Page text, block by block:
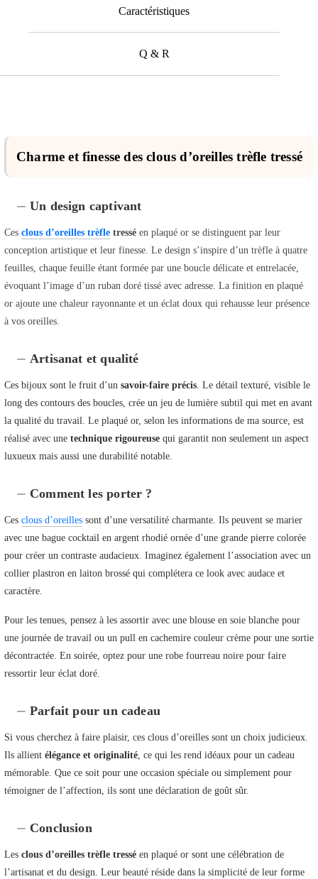
Caractéristiques
Q & R
Charme et finesse des clous d’oreilles trèfle tressé
Un design captivant
Ces clous d’oreilles trèfle tressé en plaqué or se distinguent par leur
conception artistique et leur finesse. Le design s’inspire d’un trèfle à quatre
feuilles, chaque feuille étant formée par une boucle délicate et entrelacée,
évoquant l’image d’un ruban doré tissé avec adresse. La finition en plaqué
or ajoute une chaleur rayonnante et un éclat doux qui rehausse leur présence
à vos oreilles.
Artisanat et qualité
Ces bijoux sont le fruit d’un savoir-faire précis . Le détail texturé, visible le
long des contours des boucles, crée un jeu de lumière subtil qui met en avant
la qualité du travail. Le plaqué or, selon les informations de ma source, est
réalisé avec une technique rigoureuse qui garantit non seulement un aspect
luxueux mais aussi une durabilité notable.
Comment les porter ?
Ces clous d’oreilles sont d’une versatilité charmante. Ils peuvent se marier
avec une bague cocktail en argent rhodié ornée d’une grande pierre colorée
pour créer un contraste audacieux. Imaginez également l’association avec un
collier plastron en laiton brossé qui complétera ce look avec audace et
caractère.
Pour les tenues, pensez à les assortir avec une blouse en soie blanche pour
une journée de travail ou un pull en cachemire couleur crème pour une sortie
décontractée. En soirée, optez pour une robe fourreau noire pour faire
ressortir leur éclat doré.
Parfait pour un cadeau
Si vous cherchez à faire plaisir, ces clous d’oreilles sont un choix judicieux.
Ils allient élégance et originalité , ce qui les rend idéaux pour un cadeau
mémorable. Que ce soit pour une occasion spéciale ou simplement pour
témoigner de l’affection, ils sont une déclaration de goût sûr.
Conclusion
Les clous d’oreilles trèfle tressé en plaqué or sont une célébration de
l’artisanat et du design. Leur beauté réside dans la simplicité de leur forme